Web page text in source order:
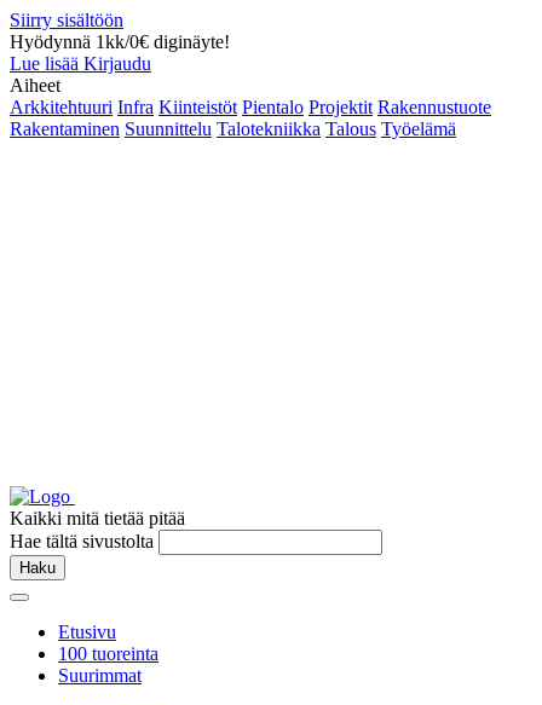
Siirry sisältöön
Hyödynnä 1kk/0€ diginäyte!
Lue lisää Kirjaudu
Aiheet
Arkkitehtuuri Infra Kiinteistöt Pientalo Projektit Rakennustuote
Rakentaminen Suunnittelu Talotekniikka Talous Työelämä
Kaikki mitä tietää pitää
Hae tältä sivustolta
Haku
Etusivu
100 tuoreinta
Suurimmat